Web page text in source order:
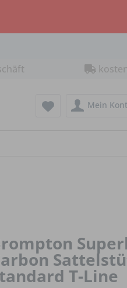
Mein
T-Line